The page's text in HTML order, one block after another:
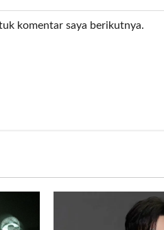
komentar saya berikutnya.